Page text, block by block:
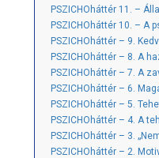
PSZICHOháttér 11. –
PSZICHOháttér 10. –
PSZICHOháttér – 9.
PSZICHOháttér – 8. A
PSZICHOháttér – 7. A
PSZICHOháttér – 6.
PSZICHOháttér – 5.
PSZICHOháttér – 4. A
PSZICHOháttér – 3.
PSZICHOháttér – 2.